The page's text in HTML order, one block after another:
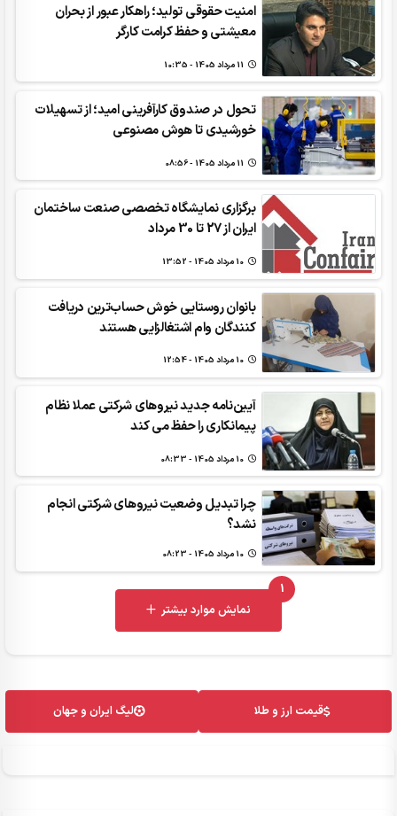
امنیت حقوقی تولید؛ راهکار عبور از بحران
معیشتی و حفظ کرامت کارگر
تحول در صندوق کارآفرینی امید؛ از تسهیلات
خورشیدی تا هوش مصنوعی
برگزاری نمایشگاه تخصصی صنعت ساختمان
ایران از 27 تا 30 مرداد
10 مرداد 1405 - 13:52
بانوان روستایی خوش حساب‌ترین دریافت
کنندگان وام‌ اشتغالزایی هستند
10 مرداد 1405 - 12:54
آیین‌نامه جدید نیروهای شرکتی عملا نظام
پیمانکاری را حفظ می کند
10 مرداد 1405 - 08:33
چرا تبدیل وضعیت نیروهای شرکتی انجام
نشد؟
10 مرداد 1405 - 08:23
1
UNREAD MESSAGES
نمایش موارد بیشتر
قیمت ارز و طلا لیگ ایران و جهان